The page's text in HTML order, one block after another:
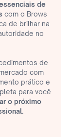
de
com o Brows
de brilhar na
no
de
com
prático e
para você
o próximo